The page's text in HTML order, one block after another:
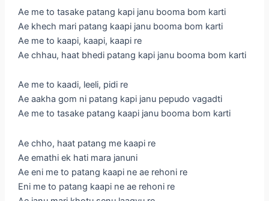
Ae me to tasake patang kapi janu booma bom karti
Ae khech mari patang kaapi janu booma bom karti
Ae me to kaapi, kaapi, kaapi re
Ae chhau, haat bhedi patang kapi janu booma bom karti
Ae me to kaadi, leeli, pidi re
Ae aakha gom ni patang kapi janu pepudo vagadti
Ae me to tasake patang kaapi janu booma bom karti
Ae chho, haat patang me kaapi re
Ae emathi ek hati mara januni
Ae eni me to patang kaapi ne ae rehoni re
Eni me to patang kaapi ne ae rehoni re